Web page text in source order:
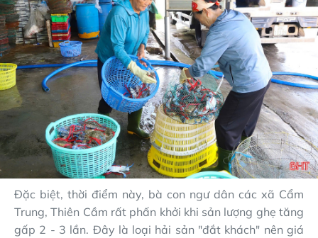
Đặc biệt, thời điểm này, bà con ngư dân các xã Cẩm
Trung, Thiên Cầm rất phấn khởi khi sản lượng ghẹ tăng
gấp 2 - 3 lần. Đây là loại hải sản "đắt khách" nên giá